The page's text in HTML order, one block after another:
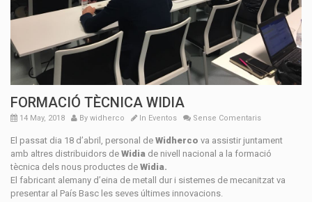
FORMACIÓ TÈCNICA WIDIA
14 May, 2018 By widherco In Eventos Sense Comentaris
El passat dia 18 d’abril, personal de Widherco va assistir juntament
amb altres distribuidors de Widia de nivell nacional a la formació
tècnica dels nous productes de Widia.
El fabricant alemany d’eina de metall dur i sistemes de mecanitzat va
presentar al País Basc les seves últimes innovacions.